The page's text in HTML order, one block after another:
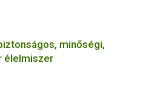
minőségi,
élelmiszer